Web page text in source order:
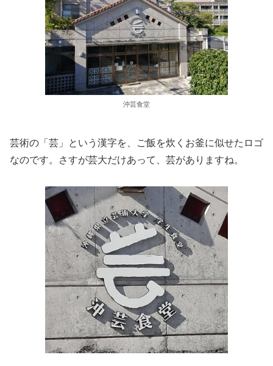
沖芸食堂
芸術の「芸」という漢字を、ご飯を炊くお釜に似せたロゴ
なのです。さすが芸大だけあって、芸がありますね。